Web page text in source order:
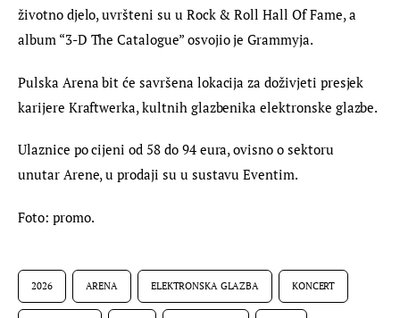
životno djelo, uvršteni su u Rock & Roll Hall Of Fame, a
album “3-D The Catalogue” osvojio je Grammyja.
Pulska Arena bit će savršena lokacija za doživjeti presjek
karijere Kraftwerka, kultnih glazbenika elektronske glazbe.
Ulaznice po cijeni od 58 do 94 eura, ovisno o sektoru
unutar Arene, u prodaji su u sustavu Eventim.
Foto: promo.
2026 ARENA ELEKTRONSKA GLAZBA KONCERT